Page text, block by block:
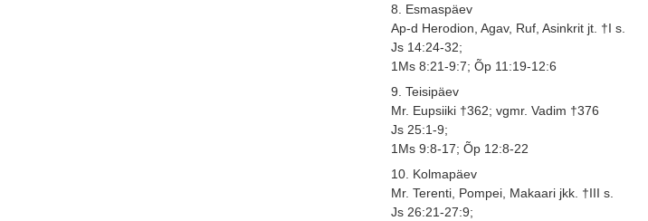
8. Esmaspäev
Ap-d Herodion, Agav, Ruf, Asinkrit jt. †I s.
Js 14:24-32;
1Ms 8:21-9:7; Õp 11:19-12:6
9. Teisipäev
Mr. Eupsiiki †362; vgmr. Vadim †376
Js 25:1-9;
1Ms 9:8-17; Õp 12:8-22
10. Kolmapäev
Mr. Terenti, Pompei, Makaari jkk. †III s.
Js 26:21-27:9;